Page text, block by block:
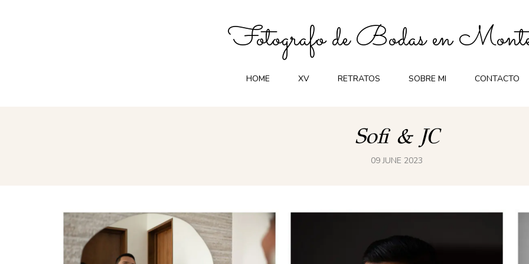
Fotografo de Bodas en
HOME XV RETRATOS SOBRE MI CONTACTO
Sofi & JC
09 JUNE 2023